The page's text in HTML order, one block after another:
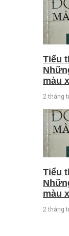
Tiểu
màu
2 tháng
Tiểu
màu
2 tháng